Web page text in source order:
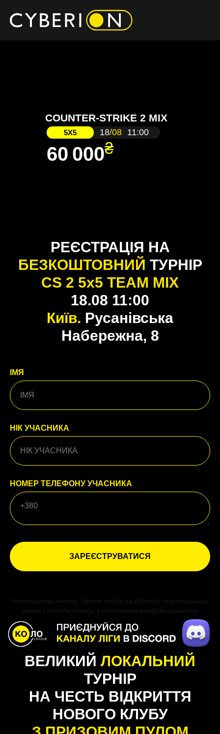
60 000₴
18/08
COUNTER-STRIKE 2 MIX
5X5 11:00
РЕЄСТРАЦІЯ НА
БЕЗКОШТОВНИЙ ТУРНІР
CS 2 5x5 TEAM MIX
18.08 11:00
Київ. Русанівська
Набережна, 8
ІМЯ
НІК УЧАСНИКА
НОМЕР ТЕЛЕФОНУ УЧАСНИКА
ЗАРЕЄСТРУВАТИСЯ
Натискаючи кнопку, даєте згоду на обробку персональних
даних і погоджуєтесь з політикою конфіденційності
ВЕЛИКИЙ ЛОКАЛЬНИЙ
ТУРНІР
НА ЧЕСТЬ ВІДКРИТТЯ
НОВОГО КЛУБУ